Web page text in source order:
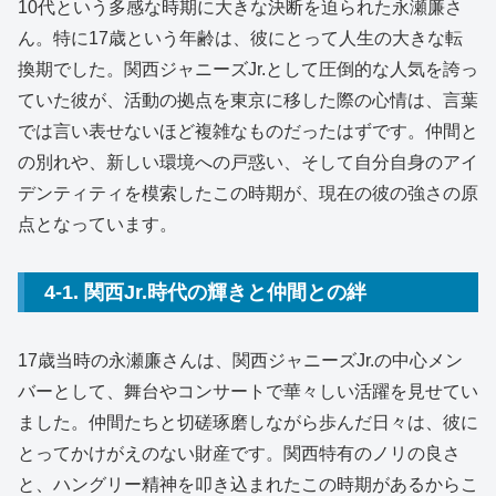
10代という多感な時期に大きな決断を迫られた永瀬廉さ
ん。特に17歳という年齢は、彼にとって人生の大きな転
換期でした。関西ジャニーズJr.として圧倒的な人気を誇っ
ていた彼が、活動の拠点を東京に移した際の心情は、言葉
では言い表せないほど複雑なものだったはずです。仲間と
の別れや、新しい環境への戸惑い、そして自分自身のアイ
デンティティを模索したこの時期が、現在の彼の強さの原
点となっています。
4-1. 関西Jr.時代の輝きと仲間との絆
17歳当時の永瀬廉さんは、関西ジャニーズJr.の中心メン
バーとして、舞台やコンサートで華々しい活躍を見せてい
ました。仲間たちと切磋琢磨しながら歩んだ日々は、彼に
とってかけがえのない財産です。関西特有のノリの良さ
と、ハングリー精神を叩き込まれたこの時期があるからこ